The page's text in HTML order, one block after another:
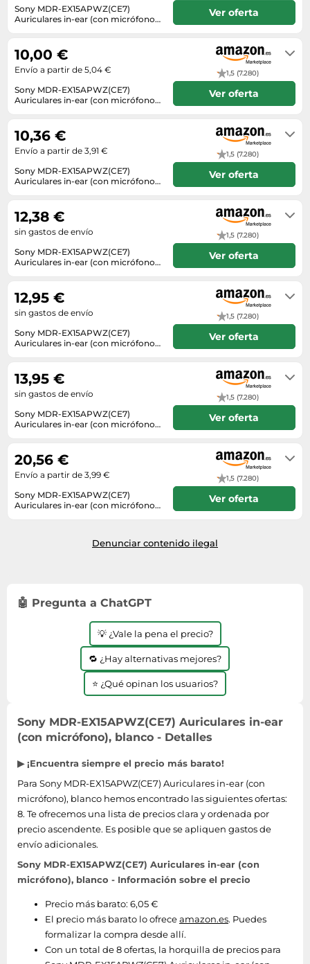
Ropa deportiva y outdoor
Zapatillas de tenis
Perfumes de mujer
Placer y anticoncepción
Productos de higiene corporal
Productos para baño y ducha
Protectores solares
Sets de belleza
Tensiómetros
Tratamientos faciales
Media
Monitores y pantallas ordenador
Máquinas de afeitar
Ordenadores portátiles
Placas de cocina
Radios
Sonido y alta fidelidad
TV, vídeo y DVD
Tablets
Televisores
Playmobil
Vehículos a escala
Relojes
Sneakers
Tejer y crochet
Zapatillas de atletismo
Zapatos
Zapatos mujer
Sony MDR-EX15APWZ(CE7)
Auriculares in-ear (con micrófono),
Ver oferta
Sony MDR-EX15APWZ(CE7)
Auriculares in-ear (con micrófono),
1,5 (7.280)
10,00 €
Envío a partir de 5,04 €
Ver oferta
Sony MDR-EX15APWZ(CE7)
Auriculares in-ear (con micrófono),
1,5 (7.280)
10,36 €
Envío a partir de 3,91 €
Ver oferta
Sony MDR-EX15APWZ(CE7)
Auriculares in-ear (con micrófono),
1,5 (7.280)
12,38 €
sin gastos de envío
Ver oferta
Sony MDR-EX15APWZ(CE7)
Auriculares in-ear (con micrófono),
1,5 (7.280)
12,95 €
sin gastos de envío
Ver oferta
Sony MDR-EX15APWZ(CE7)
Auriculares in-ear (con micrófono),
1,5 (7.280)
13,95 €
sin gastos de envío
Ver oferta
Sony MDR-EX15APWZ(CE7)
Auriculares in-ear (con micrófono),
1,5 (7.280)
20,56 €
Envío a partir de 3,99 €
Ver oferta
Denunciar contenido ilegal
🤖 Pregunta a ChatGPT
💡 ¿Vale la pena el precio?
🔁 ¿Hay alternativas mejores?
⭐ ¿Qué opinan los usuarios?
Sony MDR-EX15APWZ(CE7) Auriculares in-ear
(con micrófono), blanco - Detalles
▶ ¡Encuentra siempre el precio más barato!
Para Sony MDR-EX15APWZ(CE7) Auriculares in-ear (con
micrófono), blanco hemos encontrado las siguientes ofertas:
8. Te ofrecemos una lista de precios clara y ordenada por
precio ascendente. Es posible que se apliquen gastos de
envío adicionales.
Sony MDR-EX15APWZ(CE7) Auriculares in-ear (con
micrófono), blanco - Información sobre el precio
Precio más barato: 6,05 €
El precio más barato lo ofreceamazon.es. Puedes
formalizar la compra desde allí.
Con un total de 8 ofertas, la horquilla de precios para